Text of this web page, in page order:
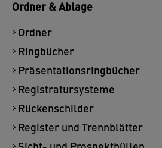
Ordner & Ablage
Ordner
Ringbücher
Präsentationsringbücher
Registratursysteme
Rückenschilder
Register und Trennblätter